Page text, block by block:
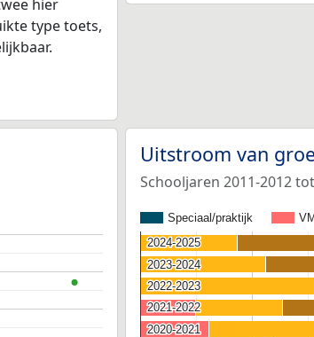
hier
type toets,
Uitstroom van
Schooljaren 2011-2012
Speciaal/praktijk
2024-2025
2024-2025
2023-2024
2023-2024
2022-2023
2022-2023
2021-2022
2021-2022
2020-2021
2020-2021